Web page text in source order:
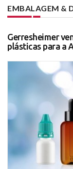
EMBALAGEM &
Gerresheimer
plásticas para a